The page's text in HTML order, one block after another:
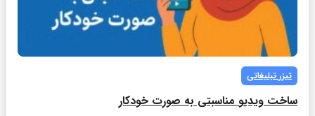
تیزر تبلیغاتی
ساخت ویدیو مناسبتی به صورت خودکار